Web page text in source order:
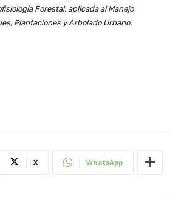
Forestal, aplicada al Manejo
Plantaciones y Arbolado Urbano.
X WhatsApp